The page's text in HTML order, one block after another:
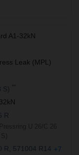
A1-32kN
Leak (MPL)
S)
R
R 571004 R14 +7